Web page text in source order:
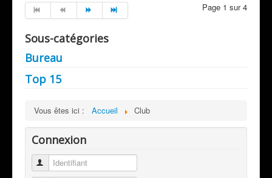
Page 1 sur 4
Sous-catégories
Bureau
Top 15
Vous êtes ici : Accueil Club
Connexion
Identifiant